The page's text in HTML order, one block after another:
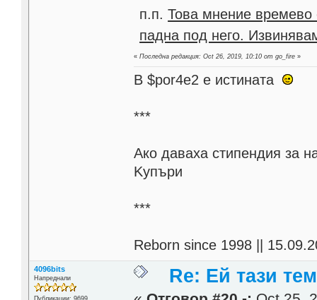
п.п.Това мнение времево
падна под него.
«Последна редакция: Oct 26, 2019, 10:10 от go_fire »
В $por4e2 e истината
***
Aко даваха стипендия за
Kупъри
***
Reborn since 1998 ||
4096bits
Напреднали Re: Ей тази